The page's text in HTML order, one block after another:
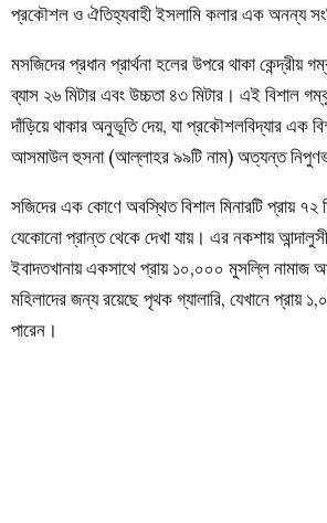
প্রকৌশল ও ঐতিহ্যবাহী ইসলামি কলার এক অনন্য
মসজিদের প্রধান প্রার্থনা হলের উপরে থাকা কেন্দ্রীয়
ব্যাস ২৬ মিটার এবং উচ্চতা ৪৩ মিটার। এই বিশাল
দাঁড়িয়ে থাকার অনুভূতি দেয়, যা প্রকৌশলবিদ্যার এক
আসমাউল হুসনা (আল্লাহর ৯৯টি নাম) অত্যন্ত
সজিদের এক কোণে অবস্থিত বিশাল মিনারটি প্রায় ৭২
যেকোনো প্রান্ত থেকে দেখা যায়। এর নকশায়
ইবাদতখানায় একসাথে প্রায় ১০,০০০ মুসল্লি নামাজ
মহিলাদের জন্য রয়েছে পৃথক গ্যালারি, যেখানে প্রায়
পারেন।